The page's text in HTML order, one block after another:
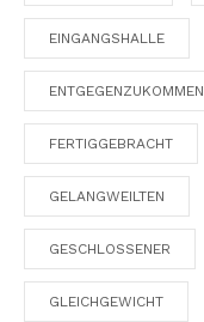
EINGANGSHALLE
ENTGEGENZUKOMMEN
FERTIGGEBRACHT
GELANGWEILTEN
GESCHLOSSENER
GLEICHGEWICHT